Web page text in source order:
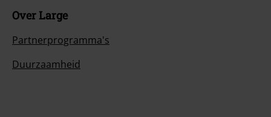
Over Large
Partnerprogramma's
Duurzaamheid